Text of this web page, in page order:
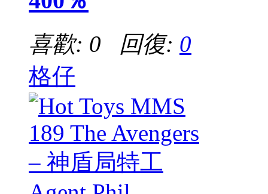
喜歡: 0 回復: 0
格仔